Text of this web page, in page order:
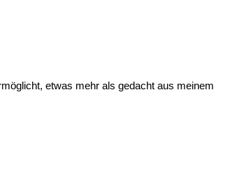
etwas mehr als gedacht aus meinem